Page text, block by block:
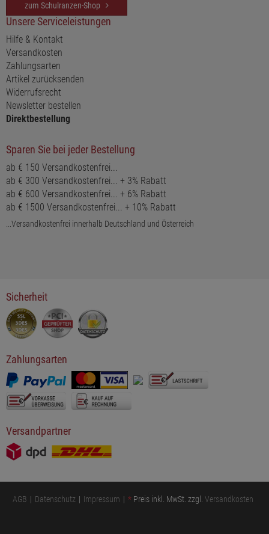
zum Schulranzen-Shop
Unsere Serviceleistungen
Hilfe & Kontakt
Versandkosten
Zahlungsarten
Artikel zurücksenden
Widerrufsrecht
Newsletter bestellen
Direktbestellung
Sparen Sie bei jeder Bestellung
ab € 150 Versandkostenfrei...
ab € 300 Versandkostenfrei... + 3% Rabatt
ab € 600 Versandkostenfrei... + 6% Rabatt
ab € 1500 Versandkostenfrei... + 10% Rabatt
...Versandkostenfrei innerhalb Deutschland und Österreich
Sicherheit
Zahlungsarten
Versandpartner
AGB Datenschutz Impressum * Preis inkl. MwSt. zzgl. Versandkosten